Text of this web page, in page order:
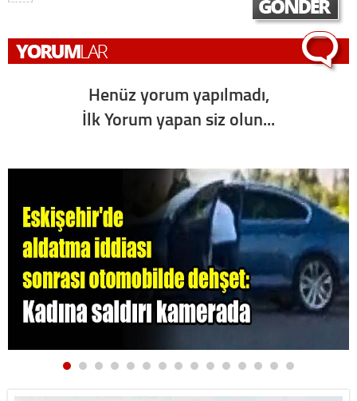
Henüz yorum yapılmadı,
İlk Yorum yapan siz olun...